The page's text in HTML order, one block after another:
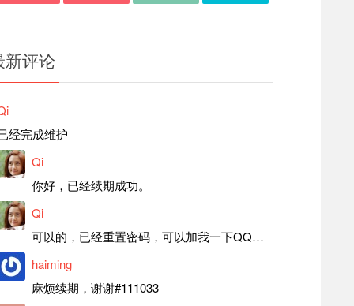
新评论
经完成维护
Qi
你好，已经续期成功。
Qi
可以的，已经重置密码，可以加我一下QQ，留言后我就发密码给你。
haiming
麻烦续期，谢谢#111033